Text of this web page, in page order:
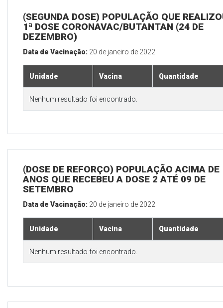
(SEGUNDA DOSE) POPULAÇÃO QUE
1ª DOSE CORONAVAC/BUTANTAN (24 DE
DEZEMBRO)
Data de Vacinação: 20 de janeiro de 2022
Unidade Vacina Quantidade
Nenhum resultado foi encontrado.
(DOSE DE REFORÇO) POPULAÇÃO ACIMA DE
ANOS QUE RECEBEU A DOSE 2 ATÉ 09 DE
SETEMBRO
Data de Vacinação: 20 de janeiro de 2022
Unidade Vacina Quantidade
Nenhum resultado foi encontrado.